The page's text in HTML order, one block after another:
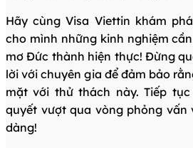
Hãy cùng Visa Viettin khám
cho mình những kinh nghiệm
mơ Đức thành hiện thực! Đừng
lời với chuyên gia để đảm bảo
mặt với thử thách này. Tiếp
quyết vượt qua vòng phỏng vấn
dàng!